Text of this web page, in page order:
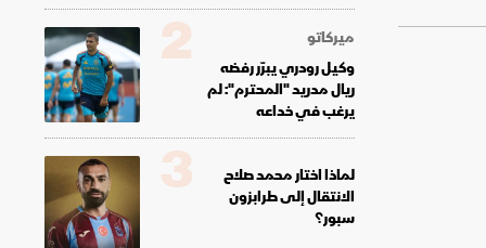
ميركاتو
وكيل رودري يبرّر رفضه
ريال مدريد "المحترم": لم
يرغب في خداعه
2
لماذا اختار محمد صلاح
الانتقال إلى طرابزون
سبور؟
3